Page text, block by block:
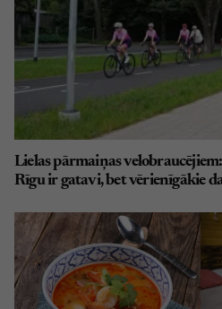
Lielas pārmaiņas
Rīgu ir gatavi, bet vērienīgākie